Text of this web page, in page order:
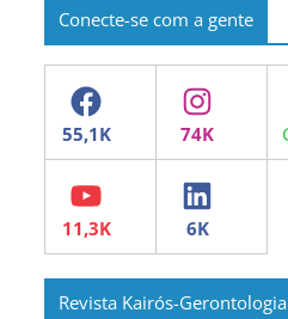
Conecte-se com a gente
Facebook Instagram
YouTube LinkedIn
Revista Kairós-Gerontologia